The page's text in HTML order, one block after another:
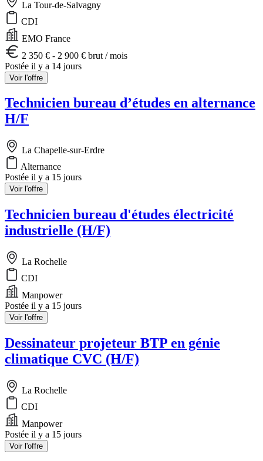
La Tour-de-Salvagny
CDI
EMO France
2 350 € - 2 900 € brut / mois
Postée il y a 14 jours
Voir l'offre
Technicien bureau d’études en alternance
H/F
La Chapelle-sur-Erdre
Alternance
Postée il y a 15 jours
Voir l'offre
Technicien bureau d'études électricité
industrielle (H/F)
La Rochelle
CDI
Manpower
Postée il y a 15 jours
Voir l'offre
Dessinateur projeteur BTP en génie
climatique CVC (H/F)
La Rochelle
CDI
Manpower
Postée il y a 15 jours
Voir l'offre